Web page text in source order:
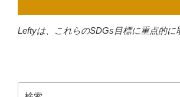
Leftyは、これらのSDGs目標に重点的に